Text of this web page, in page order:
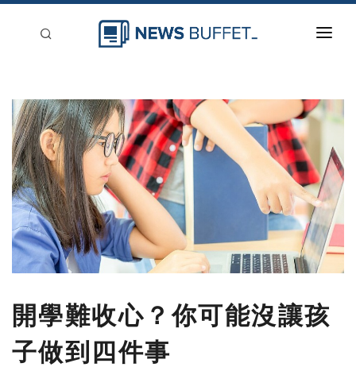
新聞稿分類
登入
刊登
開學難收心？你可能沒讓孩
子做到四件事